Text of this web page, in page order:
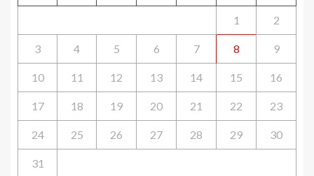
1 2
3 4 5 6 7 8 9
10 11 12 13 14 15 16
17 18 19 20 21 22 23
24 25 26 27 28 29 30
31